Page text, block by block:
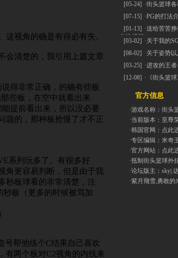
视角的确是有得必有失。
会清楚的，我引用上篇文章
得非常正确，的确有些板
些板，在空中就看出来
提前看出来，所以没必要
题的，那种板抢慢了才不正
系列玩多了。有很多好
角更容易判断，但是由于我
秒板球看的非常清楚，注
秒板（更多的时候被骂加
号帮他练个C结果自己喜欢
有两个板对C2视角的内线来
[05-24] ·街头篮球各
[07-15] ·PG的打法
[01-13] ·送给苦苦
色选择篇
[03-02] ·关于我的
[08-02] ·关于姿势
[03-25] ·进攻的王者
[12-08] · 《街头篮
官方信息
·游戏名称：街头
·当前版本：至尊
·韩国官网： 点此
·专区编辑：米奇
·官方网站： 点此
·抵制街头篮球外
·论坛版主： sky|.
·紫月飛雪,勇敢的